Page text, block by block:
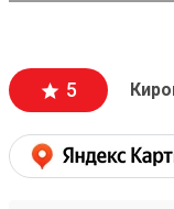
5